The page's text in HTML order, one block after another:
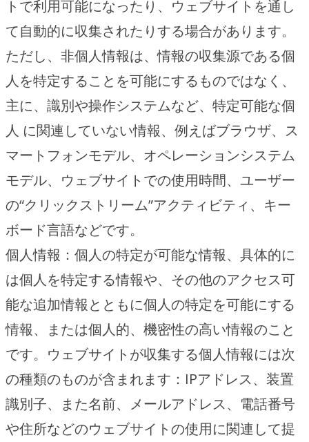
トで利用可能になったり、ウェブサイトを通し
て自動的に収集されたりする場合があります。
ただし、非個人情報は、情報の収集源である個
人を特定することを可能にするものではなく、
主に、識別や操作システムなど、特定可能な個
人 に関連していない情報、例えばブラウザ、ス
マートフォンモデル、オペレーションシステム
モデル、ウェブサイトでの使用時間、ユーザー
の“クリックストリーム”アクティビティ、キー
ボード言語などです。
個人情報：個人の特定が可能な情報、具体的に
は個人を特定する情報や、その他のアクセス可
能な追加情報とともに個人の特定を可能にする
情報、または個人的、機密性の高い情報のこと
です。ウェブサイトが収集する個人情報には次
の種類のものが含まれます：IPアドレス、装置
識別子、また名前、メールアドレス、電話番号
や住所などのウェブサイトの使用に関連して提